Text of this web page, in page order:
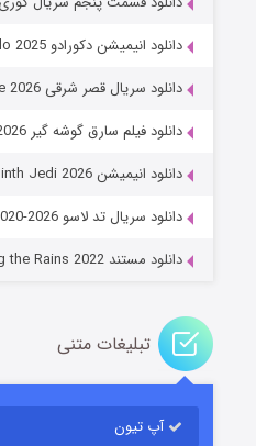
جادوگری
قسمت ۱۴ (زیرنویس)
دانلود انیمیشن دکورادو Decorado 2025
دانلود سریال قصر شرقی The East Palace 2026
دانلود فیلم سارق گوشه گیر The Isolate Thief 2026
دانلود انیمیشن Star Wars: The Ninth Jedi 2026
دانلود سریال تد لاسو Ted Lasso 2020-2026
دانلود مستند Chasing the Rains 2022
تبلیغات متنی
آپ تیون